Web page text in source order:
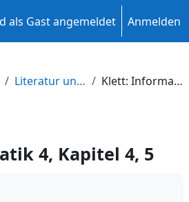
umschalten
als Gast angemeldet Anmelden
Literatur und Anregungen Klett: Informatik 4, Kapitel 4, 5
4, Kapitel 4, 5